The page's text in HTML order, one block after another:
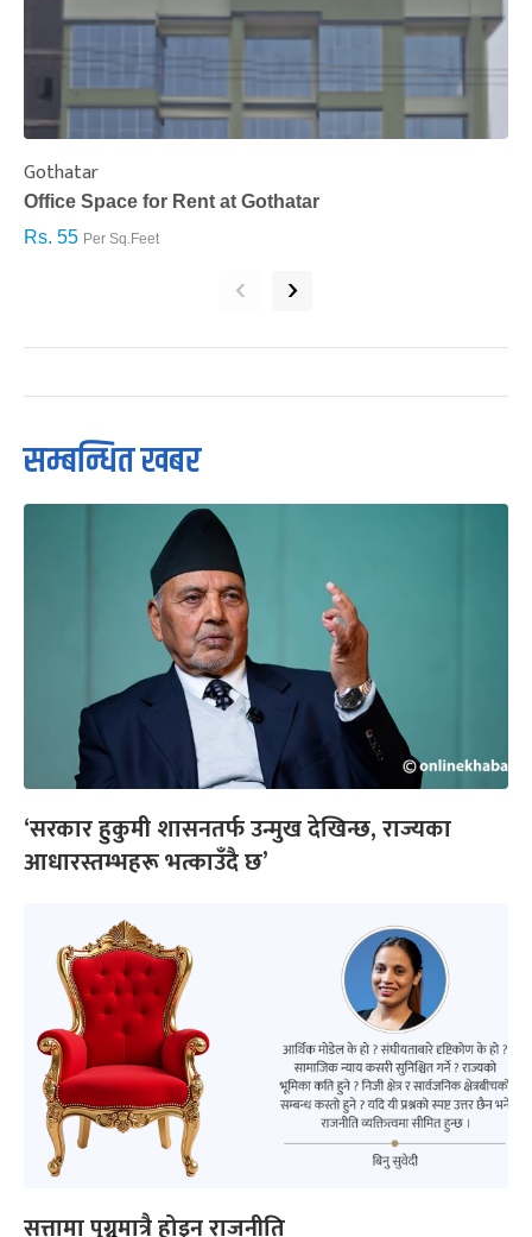
Gothatar
Office Space for Rent at Gothatar
Rs. 55 Per Sq.Feet
‹ ›
सम्बन्धित खबर
‘सरकार हुकुमी शासनतर्फ उन्मुख देखिन्छ, राज्यका
आधारस्तम्भहरू भत्काउँदै छ’